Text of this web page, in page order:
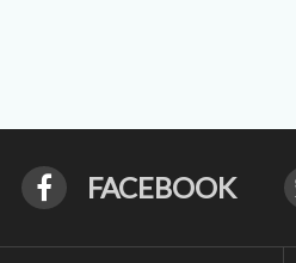
FACEBOOK